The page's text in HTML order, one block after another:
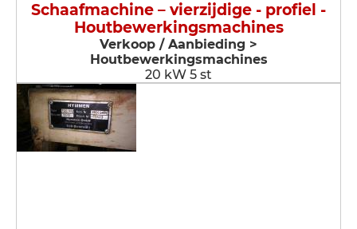
Schaafmachine – vierzijdige - profiel -
Houtbewerkingsmachines
Verkoop / Aanbieding >
Houtbewerkingsmachines
20 kW 5 st